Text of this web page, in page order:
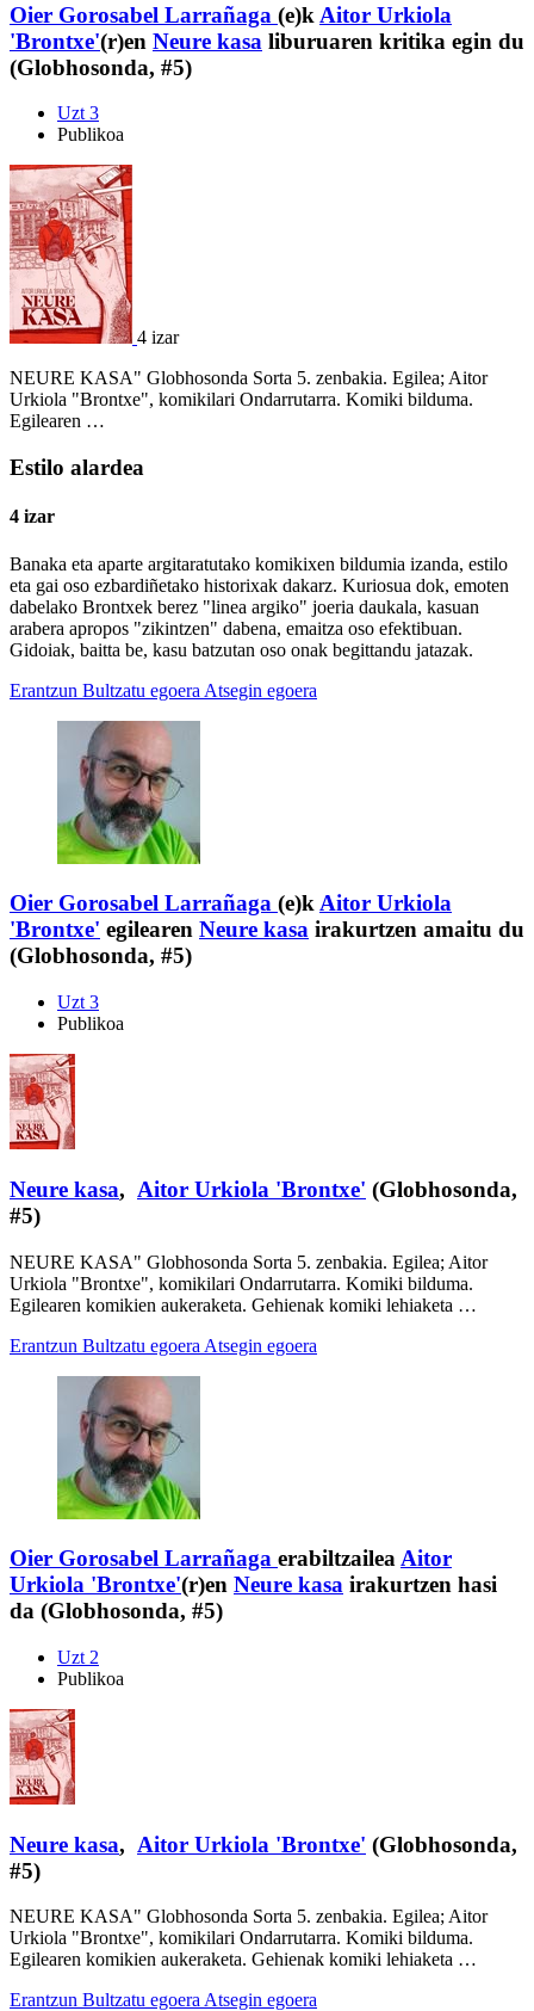
Oier Gorosabel Larrañaga (e)k Aitor Urkiola
'Brontxe'(r)en Neure kasa liburuaren kritika egin du
(Globhosonda, #5)
Uzt 3
Publikoa
4 izar
NEURE KASA" Globhosonda Sorta 5. zenbakia. Egilea; Aitor
Urkiola "Brontxe", komikilari Ondarrutarra. Komiki bilduma.
Egilearen …
Estilo alardea
4 izar
Banaka eta aparte argitaratutako komikixen bildumia izanda, estilo
eta gai oso ezbardiñetako historixak dakarz. Kuriosua dok, emoten
dabelako Brontxek berez "linea argiko" joeria daukala, kasuan
arabera apropos "zikintzen" dabena, emaitza oso efektibuan.
Gidoiak, baitta be, kasu batzutan oso onak begittandu jatazak.
Erantzun Bultzatu egoera Atsegin egoera
Oier Gorosabel Larrañaga (e)kAitor Urkiola
'Brontxe' egilearen Neure kasa irakurtzen amaitu du
(Globhosonda, #5)
Uzt 3
Publikoa
Neure kasa, Aitor Urkiola 'Brontxe' (Globhosonda,
#5)
NEURE KASA" Globhosonda Sorta 5. zenbakia. Egilea; Aitor
Urkiola "Brontxe", komikilari Ondarrutarra. Komiki bilduma.
Egilearen komikien aukeraketa. Gehienak komiki lehiaketa …
Erantzun Bultzatu egoera Atsegin egoera
Oier Gorosabel Larrañaga erabiltzaileaAitor
Urkiola 'Brontxe'(r)en Neure kasa irakurtzen hasi
da (Globhosonda, #5)
Uzt 2
Publikoa
Neure kasa, Aitor Urkiola 'Brontxe' (Globhosonda,
#5)
NEURE KASA" Globhosonda Sorta 5. zenbakia. Egilea; Aitor
Urkiola "Brontxe", komikilari Ondarrutarra. Komiki bilduma.
Egilearen komikien aukeraketa. Gehienak komiki lehiaketa …
Erantzun Bultzatu egoeraAtsegin egoera